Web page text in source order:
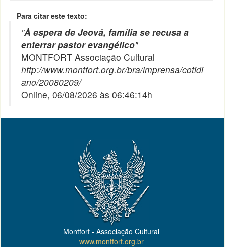
Para citar este texto:
"À espera de Jeová, família se recusa a
enterrar pastor evangélico"
MONTFORT Associação Cultural
http://www.montfort.org.br/bra/imprensa/cotidi
ano/20080209/
Online, 06/08/2026 às 06:46:14h
Montfort - Associação Cultural
www.montfort.org.br